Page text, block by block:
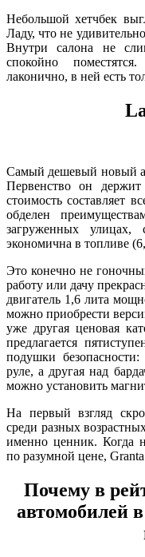
Небольшой хетчбек
Ладу, что не
Внутри салона не
спокойно
лаконично, в ней есть
Самый дешевый новый
Первенство он
стоимость составляет
обделен
загруженных улицах,
экономична в топливе
Это конечно не
работу или дачу
двигатель 1,6 лита
можно приобрести
уже другая ценовая
предлагается
подушки
руле, а другая над
можно установить
На первый взгляд
среди разных
именно ценник. Когда
по разумной цене,
Почему в
автомобилей